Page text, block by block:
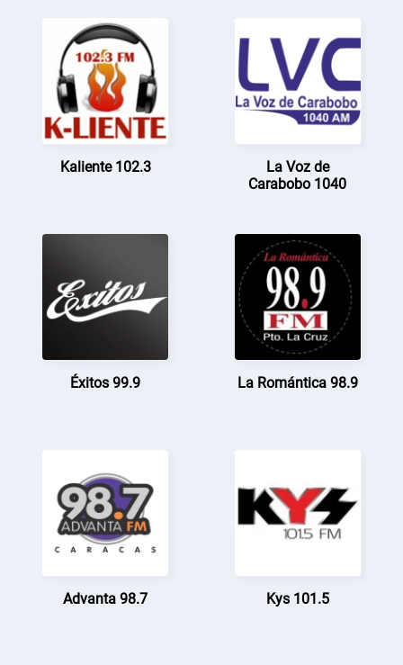
Kaliente 102.3
La Voz de
Carabobo 1040
Éxitos 99.9 La Romántica 98.9
Advanta 98.7 Kys 101.5